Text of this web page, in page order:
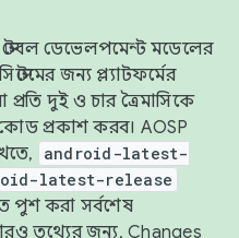
ডেভেলপমেন্ট মডেলের
জন্য প্ল্যাটফর্মের
দুই ও চার ত্রৈমাসিকে
প্রকাশ করব। AOSP
android-latest-
latest-release
তে পুশ করা সর্বশেষ
তথ্যের জন্য, Changes